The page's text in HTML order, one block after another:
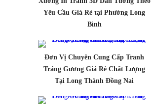
Yêu Cầu Giá Rẻ tại Phường Long
Bình
Đơn Vị Chuyên Cung Cấp Tranh
Tráng Gương Giá Rẻ Chất Lượng
Tại Long Thành Đồng Nai